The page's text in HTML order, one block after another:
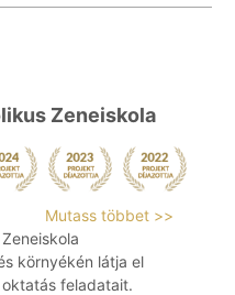
Zeneiskola
Mutass többet >>
környékén látja el
feladatait.